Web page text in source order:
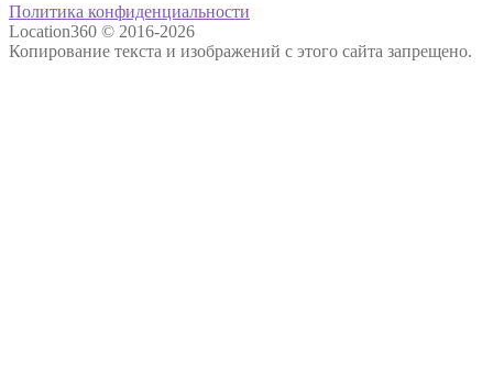
Политика конфиденциальности
Location360 © 2016-2026
Копирование текста и изображений с этого сайта запрещено.